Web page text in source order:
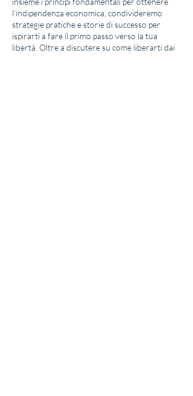
l'indipendenza economica, condivideremo
strategie pratiche e storie di successo per
ispirarti a fare il primo passo verso la tua
libertà. Oltre a discutere su come liberarti dai